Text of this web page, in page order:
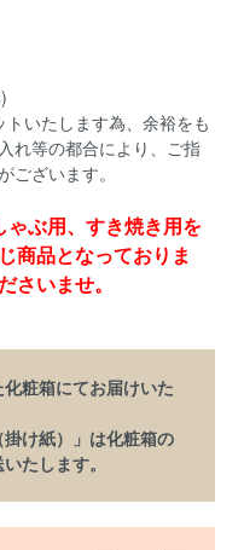
いたします為、余裕をも
れ等の都合により、ご指
ざいます。
ぶ用、すき焼き用を
商品となっておりま
さいませ。
粧箱にてお届けいた
掛け紙）」は化粧箱の
たします。